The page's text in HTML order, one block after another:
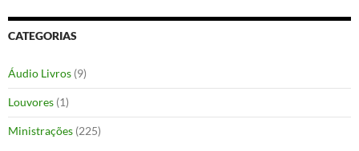
CATEGORIAS
Áudio Livros (9)
Louvores (1)
Ministrações (225)